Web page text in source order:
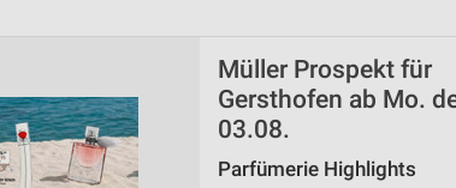
Müller Prospekt für
Gersthofen ab Mo.
03.08.
Parfümerie Highlights